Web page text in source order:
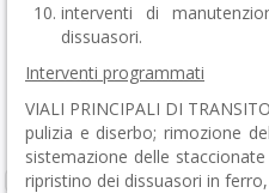
interventi di
dissuasori.
Interventi programmati
VIALI PRINCIPALI DI
pulizia e diserbo; rimozione
sistemazione delle
ripristino dei dissuasori in